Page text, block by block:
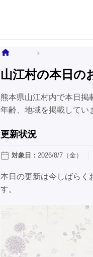
山江村の本日の
熊本県山江村内で本日掲
年齢、地域を掲載してい
更新状況
対象日： 2026/8/7（金）
本日の更新は今しばらく
す。